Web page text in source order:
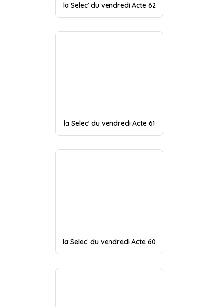
la Selec’ du vendredi Acte 62
la Selec’ du vendredi Acte 61
la Selec’ du vendredi Acte 60